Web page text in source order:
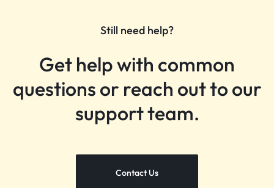
Still need help?
Get help with common
questions or reach out to our
support team.
Contact Us